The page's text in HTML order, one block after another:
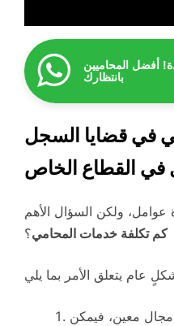
أفضل المحاميين
بانتظارك
في قضايا السجل
في القطاع الخاص
ولكن السؤال الأهم
كم تكلفة خدمات المحامي؟
معين، فيمكن